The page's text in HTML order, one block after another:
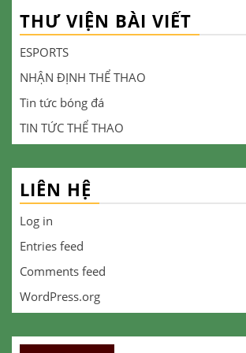
THƯ VIỆN BÀI VIẾT
ESPORTS
NHẬN ĐỊNH THỂ THAO
Tin tức bóng đá
TIN TỨC THỂ THAO
LIÊN HỆ
Log in
Entries feed
Comments feed
WordPress.org